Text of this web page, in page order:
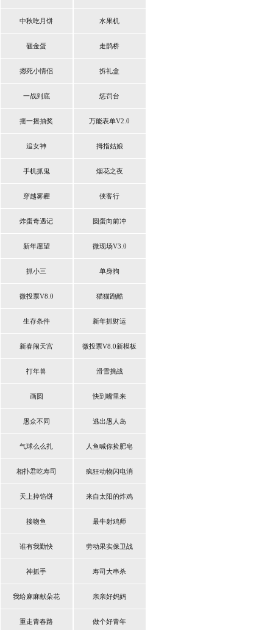
中秋吃月饼 水果机
砸金蛋 走鹊桥
摁死小情侣 拆礼盒
一战到底 惩罚台
摇一摇抽奖 万能表单V2.0
追女神 拇指姑娘
手机抓鬼 烟花之夜
穿越雾霾 侠客行
炸蛋奇遇记 圆蛋向前冲
新年愿望 微现场V3.0
抓小三 单身狗
微投票V8.0 猫猫跑酷
生存条件 新年抓财运
新春闹天宫 微投票V8.0新模板
打年兽 滑雪挑战
画圆 快到嘴里来
愚众不同 逃出愚人岛
气球么么扎 人鱼喊你捡肥皂
相扑君吃寿司 疯狂动物闪电消
天上掉馅饼 来自太阳的炸鸡
接吻鱼 最牛射鸡师
谁有我勤快 劳动果实保卫战
神抓手 寿司大串杀
我给麻麻献朵花 亲亲好妈妈
重走青春路 做个好青年